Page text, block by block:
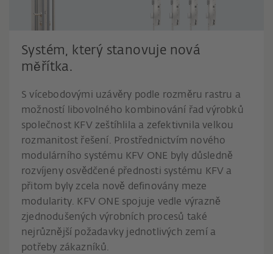
Systém, který stanovuje nová
měřítka.
S vícebodovými uzávěry podle rozměru rastru a
možností libovolného kombinování řad výrobků
společnost KFV zeštíhlila a zefektivnila velkou
rozmanitost řešení. Prostřednictvím nového
modulárního systému KFV ONE byly důsledně
rozvíjeny osvědčené přednosti systému KFV a
přitom byly zcela nově definovány meze
modularity. KFV ONE spojuje vedle výrazně
zjednodušených výrobních procesů také
nejrůznější požadavky jednotlivých zemí a
potřeby zákazníků.